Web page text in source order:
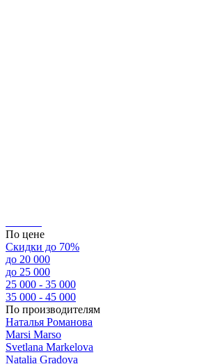
По цене
Скидки до 70%
до 20 000
до 25 000
25 000 - 35 000
35 000 - 45 000
По производителям
Наталья Романова
Marsi Marsо
Svetlana Markelova
Natalia Gradova